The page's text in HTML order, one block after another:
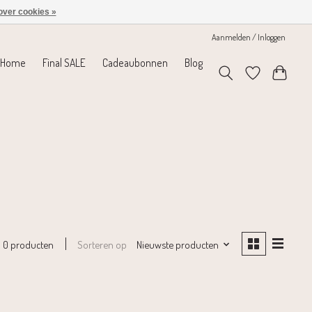
Aanmelden / Inloggen
Home Final SALE Cadeaubonnen Blog
0 producten Sorteren op Nieuwste producten
cookies »